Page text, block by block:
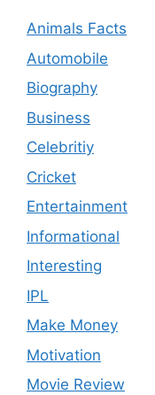
Animals Facts
Automobile
Biography
Business
Celebritiy
Cricket
Entertainment
Informational
Interesting
IPL
Make Money
Motivation
Movie Review